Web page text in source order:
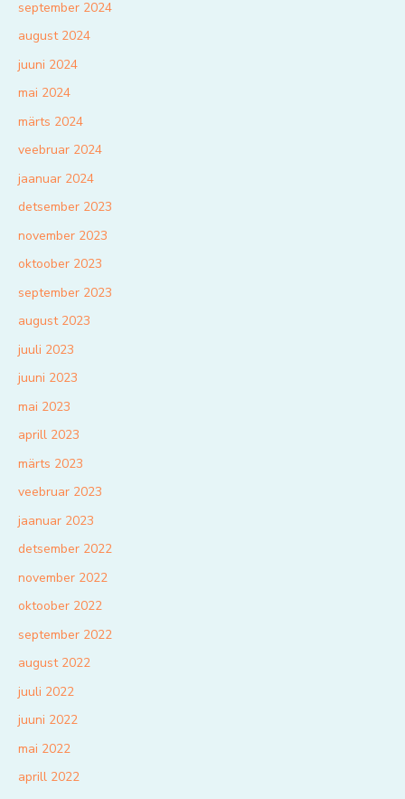
september 2024
august 2024
juuni 2024
mai 2024
märts 2024
veebruar 2024
jaanuar 2024
detsember 2023
november 2023
oktoober 2023
september 2023
august 2023
juuli 2023
juuni 2023
mai 2023
aprill 2023
märts 2023
veebruar 2023
jaanuar 2023
detsember 2022
november 2022
oktoober 2022
september 2022
august 2022
juuli 2022
juuni 2022
mai 2022
aprill 2022